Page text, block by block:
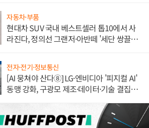
자동차·부품
현대차 SUV 국내 베스트셀러 톱10에서 사
라진다, 정의선 그랜저·아반떼 '세단 쌍끌
전자·전기·정보통신
[AI 뭉쳐야 산다⑧] LG·엔비디아 '피지컬 AI'
동맹 강화, 구광모 제조·데이터·기술 결집